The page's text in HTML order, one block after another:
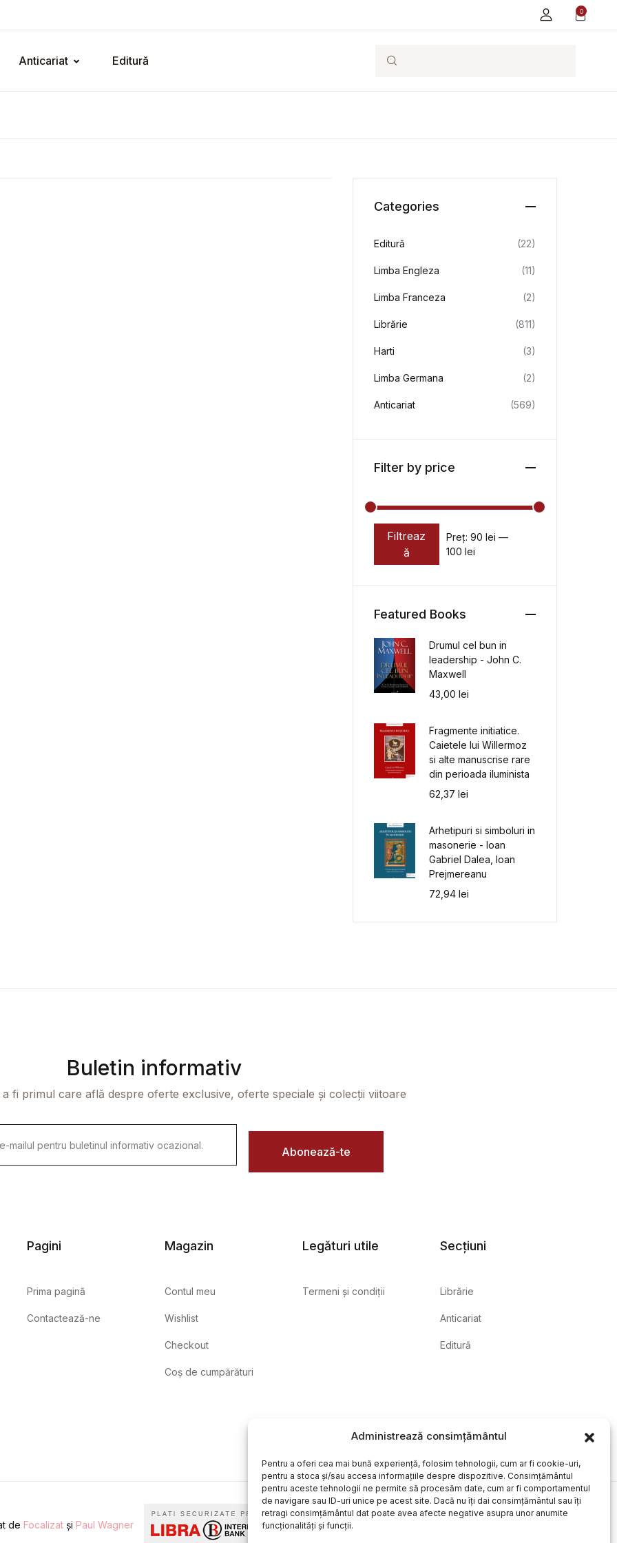
Administrează consimțământul
Pentru a oferi cea mai bună experiență, folosim tehnologii, cum ar fi cookie-uri,
pentru a stoca și/sau accesa informațiile despre dispozitive. Consimțământul
pentru aceste tehnologii ne permite să procesăm date, cum ar fi comportamentul
de navigare sau ID-uri unice pe acest site. Dacă nu îți dai consimțământul sau îți
retragi consimțământul dat poate avea afecte negative asupra unor anumite
funcționalități și funcții.
0
Anticariat Editură Search
Categories
Editură (22)
Limba Engleza (11)
Limba Franceza (2)
Librărie (811)
Harti (3)
Limba Germana (2)
Anticariat (569)
Filter by price
Preț minim
Preț maxim
Filtreaz
ă
Preț: 90 lei —
100 lei
Featured Books
Drumul cel bun in
leadership - John C.
Maxwell
43,00lei
Fragmente initiatice.
Caietele lui Willermoz
si alte manuscrise rare
din perioada iluminista
62,37lei
Arhetipuri si simboluri in
masonerie - Ioan
Gabriel Dalea, Ioan
Prejmereanu
72,94lei
Buletin informativ
fi primul care află despre oferte exclusive, oferte speciale și colecții viitoare
Abonează-te
Pagini
Prima pagină
Contactează-ne
Magazin
Contul meu
Wishlist
Checkout
Coș de cumpărături
Legături utile
Termeni și condiții
Secțiuni
Librărie
Anticariat
Editură
de Focalizat și Paul Wagner